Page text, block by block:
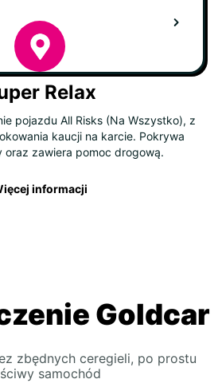
Relax
pojazdu All Risks (Na Wszystko), z
kaucji na karcie. Pokrywa
oraz zawiera pomoc drogową.
informacji
Goldcar
zbędnych ceregieli, po prostu
samochód